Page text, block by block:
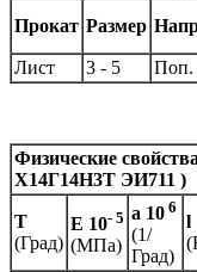
Прокат Размер
Лист
3 - 5 Поп.
Физические
Х14Г14Н3Т ЭИ711 )
T
(Град)
E 10- 5
(МПа)
a 10 6
(1/
Град)
l